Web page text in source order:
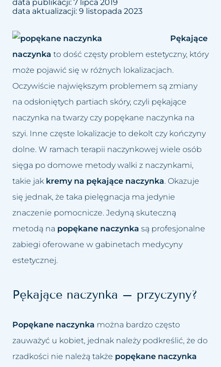
Dolina łez
Drugi podbródek
Hirsutyzm
Krzywy nos, Garbaty nos
Nadmiar tkanki tłuszczowej
Opadające powieki i brwi
Opadnięte policzki
Plamy posłoneczne
Plamy starcze
Przebarwienia
Rozstępy
Tłusta cera
Trądzik różowaty
Utrata jędrności piersi
Leczenie bruksizmu
Leczenie łysienia
Leczenie migreny
Leczenie nadpotliwości
Leczenie trądziku różowatego
Lifting twarzy
Likwidacja drugiego podbródka
Modelowanie sylwetki
Oczyszczanie wodorowe
Odmładzanie biustu
Odmładzanie Twarzy
Peeling kawitacyjny
Podnoszenie powiek lub brwi
Powiększanie ust
Blog
Kontakt
data publikacji: 7 lipca 2019
data aktualizacji: 9 listopada 2023
Pękające
naczynka to dość częsty problem estetyczny, który
może pojawić się w różnych lokalizacjach.
Oczywiście największym problemem są zmiany
na odsłoniętych partiach skóry, czyli pękające
naczynka na twarzy czy popękane naczynka na
szyi. Inne częste lokalizacje to dekolt czy kończyny
dolne. W ramach terapii naczynkowej wiele osób
sięga po domowe metody walki z naczynkami,
takie jak kremy na pękające naczynka. Okazuje
się jednak, że taka pielęgnacja ma jedynie
znaczenie pomocnicze. Jedyną skuteczną
metodą na popękane naczynka są profesjonalne
zabiegi oferowane w gabinetach medycyny
estetycznej.
Pękające naczynka – przyczyny?
Popękane naczynka można bardzo często
zauważyć u kobiet, jednak należy podkreślić, że do
rzadkości nie należą także popękane naczynka